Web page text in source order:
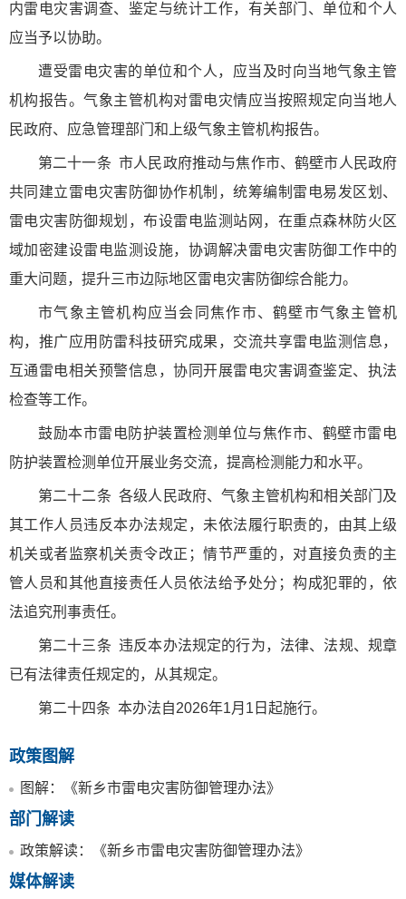
内雷电灾害调查、鉴定与统计工作，有关部门、单位和个人
应当予以协助。
遭受雷电灾害的单位和个人，应当及时向当地气象主管
机构报告。气象主管机构对雷电灾情应当按照规定向当地人
民政府、应急管理部门和上级气象主管机构报告。
第二十一条 市人民政府推动与焦作市、鹤壁市人民政府
共同建立雷电灾害防御协作机制，统筹编制雷电易发区划、
雷电灾害防御规划，布设雷电监测站网，在重点森林防火区
域加密建设雷电监测设施，协调解决雷电灾害防御工作中的
重大问题，提升三市边际地区雷电灾害防御综合能力。
市气象主管机构应当会同焦作市、鹤壁市气象主管机
构，推广应用防雷科技研究成果，交流共享雷电监测信息，
互通雷电相关预警信息，协同开展雷电灾害调查鉴定、执法
检查等工作。
鼓励本市雷电防护装置检测单位与焦作市、鹤壁市雷电
防护装置检测单位开展业务交流，提高检测能力和水平。
第二十二条 各级人民政府、气象主管机构和相关部门及
其工作人员违反本办法规定，未依法履行职责的，由其上级
机关或者监察机关责令改正；情节严重的，对直接负责的主
管人员和其他直接责任人员依法给予处分；构成犯罪的，依
法追究刑事责任。
第二十三条 违反本办法规定的行为，法律、法规、规章
已有法律责任规定的，从其规定。
第二十四条 本办法自2026年1月1日起施行。
政策图解
图解：《新乡市雷电灾害防御管理办法》
部门解读
政策解读：《新乡市雷电灾害防御管理办法》
媒体解读